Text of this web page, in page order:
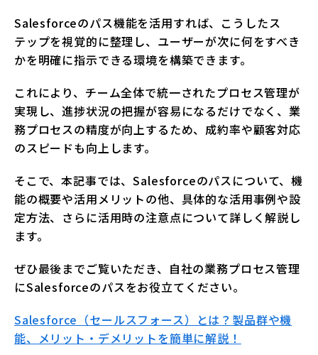
Salesforceのパス機能を活用すれば、こうしたス
テップを視覚的に整理し、ユーザーが次に何をすべき
かを明確に指示できる環境を構築できます。
これにより、チーム全体で統一されたプロセス管理が
実現し、進捗状況の把握が容易になるだけでなく、業
務プロセスの精度が向上するため、成約率や顧客対応
のスピードも向上します。
そこで、本記事では、Salesforceのパスについて、機
能の概要や活用メリットの他、具体的な活用事例や設
定方法、さらに活用時の注意点について詳しく解説し
ます。
ぜひ最後までご覧いただき、自社の業務プロセス管理
にSalesforceのパスをお役立てください。
Salesforce（セールスフォース）とは？製品群や機
能、メリット・デメリットを簡単に解説！